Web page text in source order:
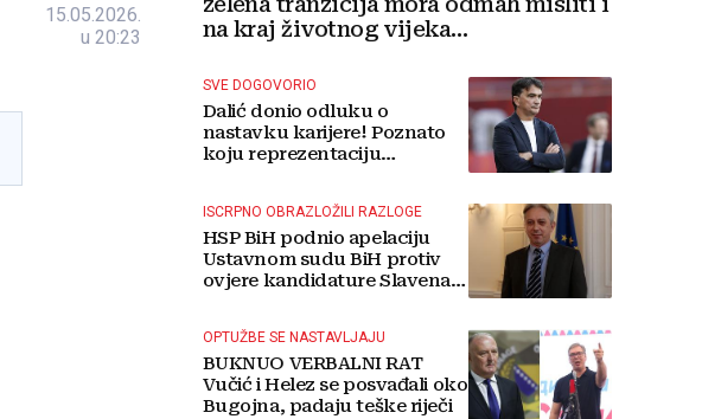
15.05.2026.
u 20:23
na kraj životnog vijeka
SVE DOGOVORIO
Dalić donio odluku o
nastavku karijere! Poznato
koju reprezentaciju
ISCRPNO OBRAZLOŽILI RAZLOGE
HSP BiH podnio apelaciju
Ustavnom sudu BiH protiv
ovjere kandidature Slavena
OPTUŽBE SE NASTAVLJAJU
BUKNUO VERBALNI RAT
Vučić i Helez se posvađali oko
Bugojna, padaju teške riječi